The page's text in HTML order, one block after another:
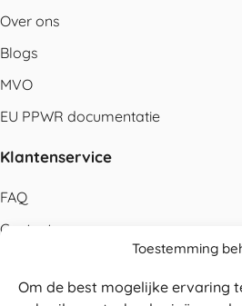
Toestemming
Om de best mogelijke ervaring
Over ons
Blogs
MVO
EU PPWR documentatie
Klantenservice
FAQ
Contact
Betalen